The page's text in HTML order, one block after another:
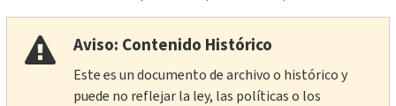
Aviso: Contenido Histórico
Este es un documento de archivo o histórico y
puede no reflejar la ley, las políticas o los